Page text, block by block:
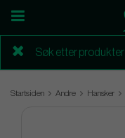
Startsiden Andre Hansker